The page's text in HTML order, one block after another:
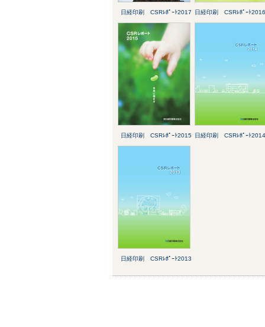
日経印刷 CSRﾚﾎﾟｰﾄ2017 日経印刷 CSRﾚﾎﾟｰﾄ
日経印刷 CSRﾚﾎﾟｰﾄ2015 日経印刷 CSRﾚﾎﾟｰﾄ
日経印刷 CSRﾚﾎﾟｰﾄ2013